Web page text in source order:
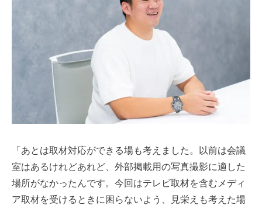
「あとは取材対応ができる場も考えました。以前は会議
室はあるけれどあれど、外部掲載用の写真撮影に適した
場所がなかったんです。今回はテレビ取材を含むメディ
ア取材を受けるときに困らないよう、見栄えも考えた場